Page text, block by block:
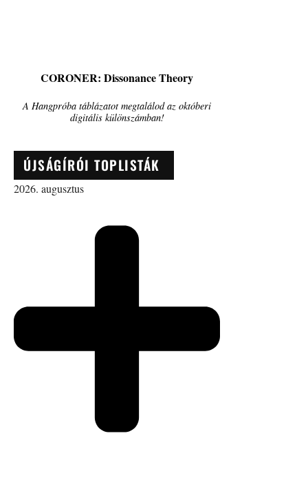
CORONER: Dissonance Theory
A Hangpróba táblázatot megtalálod az októberi
digitális különszámban!
ÚJSÁGÍRÓI TOPLISTÁK
2026. augusztus